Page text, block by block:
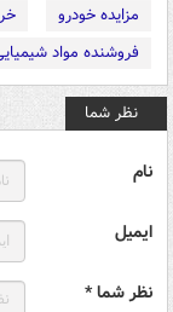
مزایده خودرو
فروشنده مواد
نظر شما
نام
ایمیل
نظر شما *